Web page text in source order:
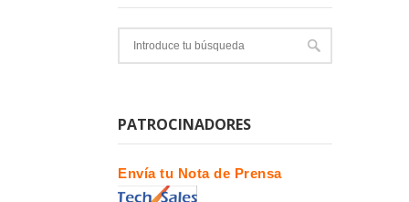
PATROCINADORES
Envía tu Nota de Prensa